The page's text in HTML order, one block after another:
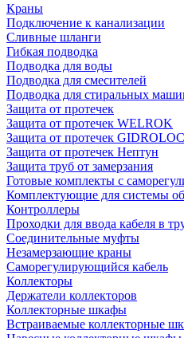
Краны
Подключение к канализации
Сливные шланги
Гибкая подводка
Подводка для воды
Подводка для смесителей
Подводка для стиральных
Защита от протечек
Защита от протечек WELROK
Защита от протечек
Защита от протечек Нептун
Защита труб от замерзания
Готовые комплекты с
Комплектующие для системы
Контроллеры
Проходки для ввода кабеля в
Соединительные муфты
Незамерзающие краны
Саморегулирующийся кабель
Коллекторы
Держатели коллекторов
Коллекторные шкафы
Встраиваемые коллекторные